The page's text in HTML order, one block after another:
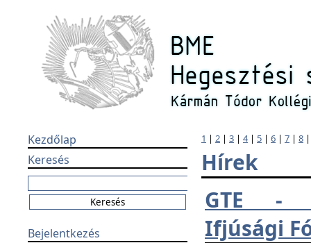
Kezdőlap
Keresés
Bejelentkezés
1 | 2 | 3 | 4| 5 | 6 | 7 | 8
Hírek
GTE -
Ifjúsági